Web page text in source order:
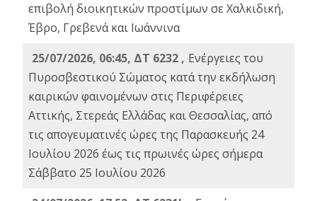
επιβολή διοικητικών προστίμων σε Χαλκιδική,
Έβρο, Γρεβενά και Ιωάννινα
25/07/2026, 06:45, ΔΤ 6232 , Ενέργειες του
Πυροσβεστικού Σώματος κατά την εκδήλωση
καιρικών φαινομένων στις Περιφέρειες
Αττικής, Στερεάς Ελλάδας και Θεσσαλίας, από
τις απογευματινές ώρες της Παρασκευής 24
Ιουλίου 2026 έως τις πρωινές ώρες σήμερα
Σάββατο 25 Ιουλίου 2026